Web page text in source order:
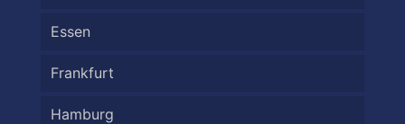
Essen
Frankfurt
Hamburg